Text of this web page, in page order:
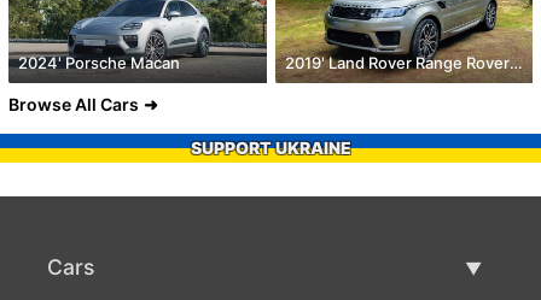
2024' Porsche Macan 2019' Land Rover Range Rover Sport
Browse All Cars
SUPPORT UKRAINE
Cars